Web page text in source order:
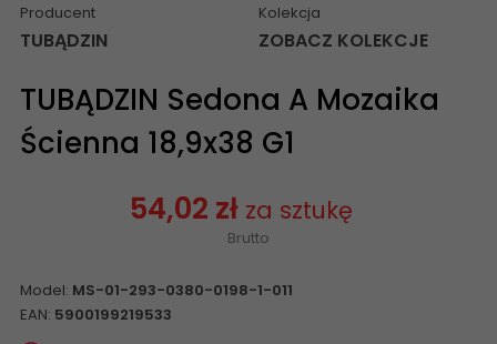
Producent
TUBĄDZIN
Kolekcja
ZOBACZ KOLEKCJE
TUBĄDZIN Sedona A Mozaika
Ścienna 18,9x38 G1
54,02 zł za sztukę
Brutto
Model: MS-01-293-0380-0198-1-011
EAN: 5900199219533